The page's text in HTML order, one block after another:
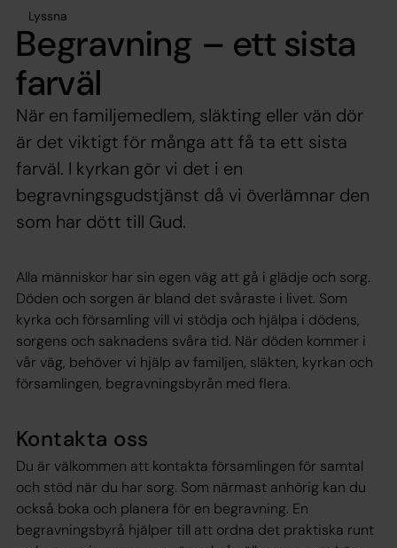
Lyssna
Begravning – ett sista
farväl
När en familjemedlem, släkting eller vän dör
är det viktigt för många att få ta ett sista
farväl. I kyrkan gör vi det i en
begravningsgudstjänst då vi överlämnar den
som har dött till Gud.
Alla människor har sin egen väg att gå i glädje och sorg.
Döden och sorgen är bland det svåraste i livet. Som
kyrka och församling vill vi stödja och hjälpa i dödens,
sorgens och saknadens svåra tid. När döden kommer i
vår väg, behöver vi hjälp av familjen, släkten, kyrkan och
församlingen, begravningsbyrån med flera.
Kontakta oss
Du är välkommen att kontakta församlingen för samtal
och stöd när du har sorg. Som närmast anhörig kan du
också boka och planera för en begravning. En
begravningsbyrå hjälper till att ordna det praktiska runt